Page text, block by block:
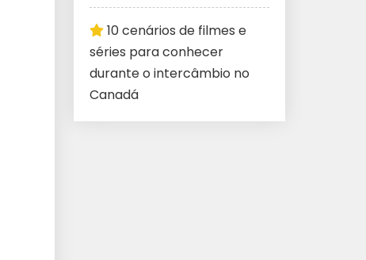
10 cenários de filmes e
séries para conhecer
durante o intercâmbio no
Canadá